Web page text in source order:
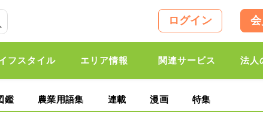
ログイン
フスタイル エリア情報 関連サービス 法人
鑑 農業用語集 連載 漫画 特集